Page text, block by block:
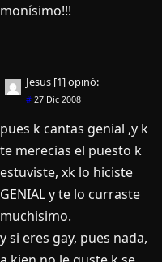
moní­simo!!!
Jesus [1]opinó:
# 27 Dic 2008
pues k cantas genial ,y k
te merecias el puesto k
estuviste, xk lo hiciste
GENIAL y te lo curraste
muchisimo.
y si eres gay, pues nada,